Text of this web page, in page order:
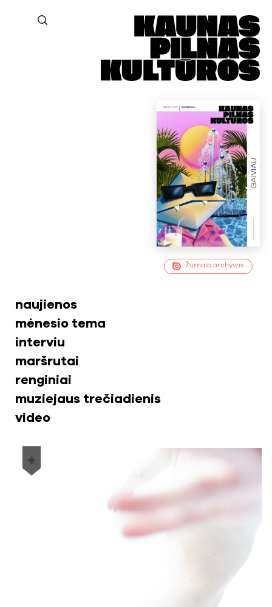
Žurnalo archyvas
naujienos
mėnesio tema
interviu
maršrutai
renginiai
muziejaus trečiadienis
video